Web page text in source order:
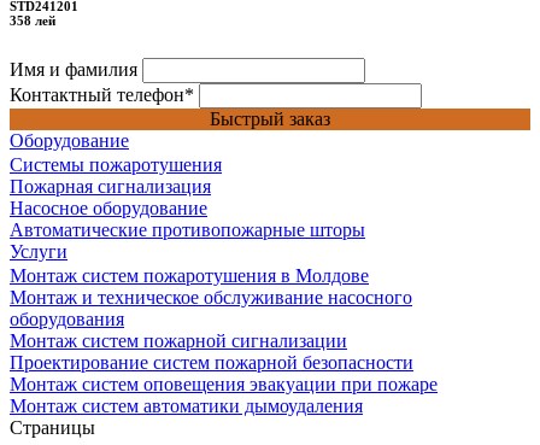
STD241201
358 лей
Имя и фамилия
Контактный телефон*
Быстрый заказ
Оборудование
Системы пожаротушения
Пожарная сигнализация
Насосное оборудование
Автоматические противопожарные шторы
Услуги
Монтаж систем пожаротушения в Молдове
Монтаж и техническое обслуживание насосного
оборудования
Монтаж систем пожарной сигнализации
Проектирование систем пожарной безопасности
Монтаж систем оповещения эвакуации при пожаре
Монтаж систем автоматики дымоудаления
Страницы